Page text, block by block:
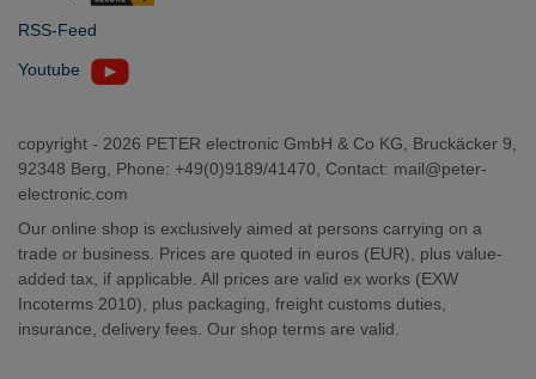
RSS-Feed
Youtube
copyright - 2026 PETER electronic GmbH & Co KG, Bruckäcker 9,
92348 Berg, Phone: +49(0)9189/41470, Contact: mail@peter-
electronic.com
Our online shop is exclusively aimed at persons carrying on a
trade or business. Prices are quoted in euros (EUR), plus value-
added tax, if applicable. All prices are valid ex works (EXW
Incoterms 2010), plus packaging, freight customs duties,
insurance, delivery fees. Our shop terms are valid.